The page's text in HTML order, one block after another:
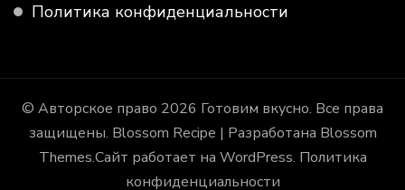
Политика конфиденциальности
© Авторское право 2026 Готовим вкусно. Все права
защищены. Blossom Recipe | Разработана Blossom
Themes.Сайт работает на WordPress. Политика
конфиденциальности